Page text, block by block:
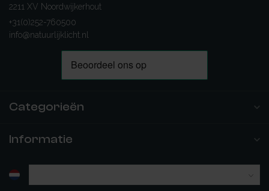
2211 XV Noordwijkerhout
+31(0)252-760500
info@natuurlijklicht.nl
Categorieën
Informatie